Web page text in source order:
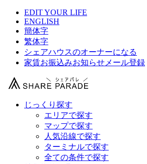
EDIT YOUR LIFE
ENGLISH
簡体字
繁体字
シェアハウスのオーナーになる
家賃お振込みお知らせメール登録
じっくり探す
エリアで探す
マップで探す
人気沿線で探す
ターミナルで探す
全ての条件で探す